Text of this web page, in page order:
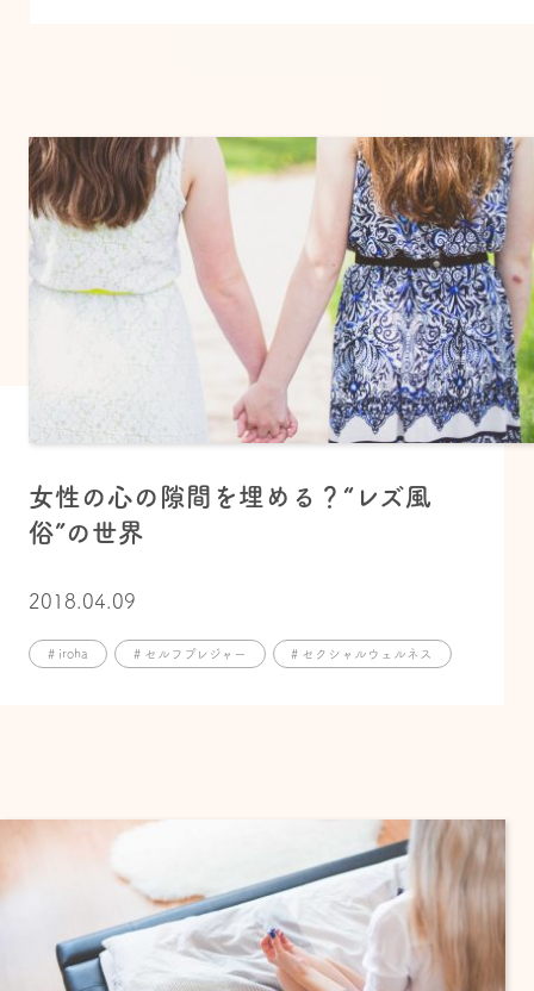
女性の心の隙間を埋める？“レズ風
俗”の世界
2018.04.09
# iroha # セルフプレジャー # セクシャルウェルネス